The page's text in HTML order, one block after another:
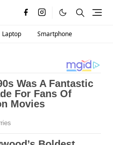
Laptop Smartphone